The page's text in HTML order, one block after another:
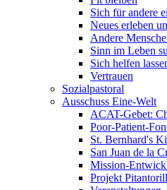
Sich für andere
Neues erleben
Andere
Sinn im Leben
Sich helfen
Vertrauen
Sozialpastoral
Ausschuss Eine-Welt
ACAT-Gebet:
Poor-Patient-
St. Bernhard's
San Juan de la
Mission-
Projekt